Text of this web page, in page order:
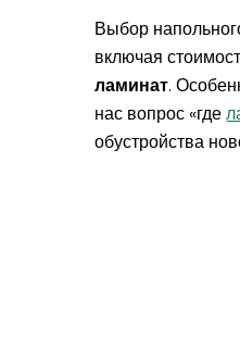
Выбор
включая
ламинат.
нас вопрос «где
обустройства